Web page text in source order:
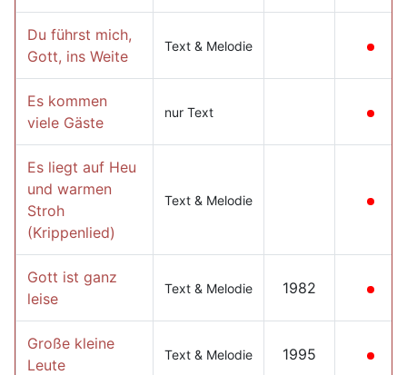
Du führst mich,
Gott, ins Weite
Text & Melodie
Es kommen
viele Gäste
nur Text
Es liegt auf Heu
und warmen
Stroh
(Krippenlied)
Text & Melodie
Gott ist ganz
leise
Text & Melodie 1982
Große kleine
Leute
Text & Melodie 1995